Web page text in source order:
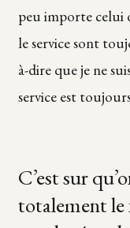
peu importe celui
le service sont
à-dire que je ne
service est
C’est sur
totalement le